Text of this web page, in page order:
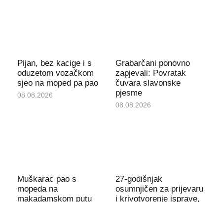
Pijan, bez kacige i s
oduzetom vozačkom
sjeo na moped pa pao
08.08.2026
Grabarčani ponovno
zapjevali: Povratak
čuvara slavonske
pjesme
08.08.2026
Muškarac pao s
mopeda na
makadamskom putu
27-godišnjak
osumnjičen za prijevaru
i krivotvorenje isprave,